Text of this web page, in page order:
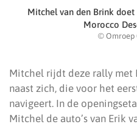
Mitchel van den Brink
Morocco
© Omroep
Mitchel rijdt deze rally met
naast zich, die voor het
navigeert. In de
Mitchel de auto’s van Erik